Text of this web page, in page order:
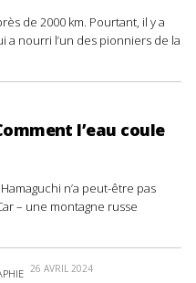
de 2000 km. Pourtant, il y a
a nourri l’un des pionniers de la
l’eau coule
n’a peut-être pas
– une montagne russe
26 AVRIL 2024